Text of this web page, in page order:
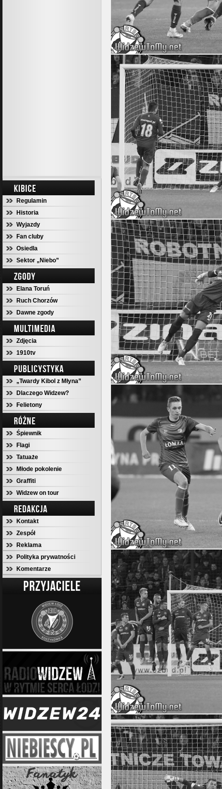
KIBICE
Regulamin
Historia
Wyjazdy
Fan cluby
Osiedla
Sektor „Niebo”
ZGODY
Elana Toruń
Ruch Chorzów
Dawne zgody
MULTIMEDIA
Zdjęcia
1910tv
PUBLICYSTYKA
„Twardy Kibol z Młyna”
Dlaczego Widzew?
Felietony
RÓŻNE
Śpiewnik
Flagi
Tatuaże
Młode pokolenie
Graffiti
Widzew on tour
REDAKCJA
Kontakt
Zespół
Reklama
Polityka prywatności
Komentarze
PRZYJACIELE